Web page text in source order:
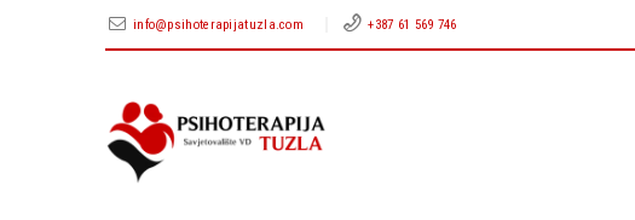
info@psihoterapijatuzla.com +387 61 569 746